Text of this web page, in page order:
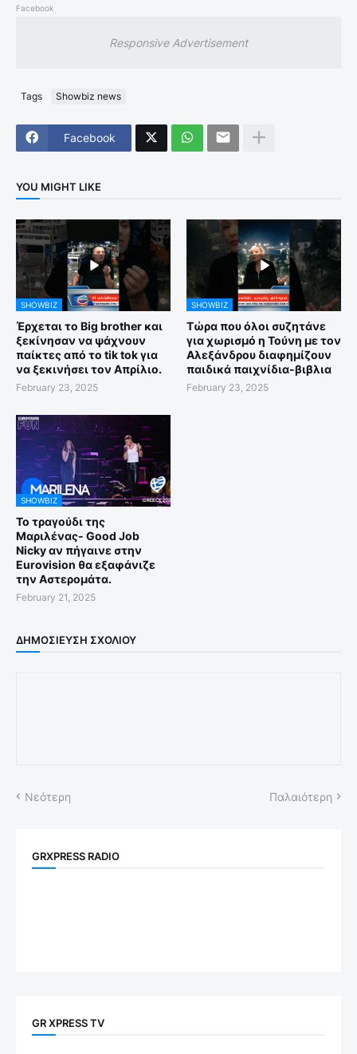
Facebook
Responsive Advertisement
Tags Showbiz news
Facebook
YOU MIGHT LIKE
SHOWBIZ
Έρχεται το Big brother και
ξεκίνησαν να ψάχνουν
παίκτες από το tik tok για
να ξεκινήσει τον Απρίλιο.
February 23, 2025
SHOWBIZ
Τώρα που όλοι συζητάνε
για χωρισμό η Τούνη με τον
Αλεξάνδρου διαφημίζουν
παιδικά παιχνίδια-βιβλια
February 23, 2025
SHOWBIZ
Το τραγούδι της
Μαριλένας- Good Job
Nicky αν πήγαινε στην
Eurovision θα εξαφάνιζε
την Αστερομάτα.
February 21, 2025
ΔΗΜΟΣΊΕΥΣΗ ΣΧΟΛΊΟΥ
Νεότερη Παλαιότερη
GRXPRESS RADIO
GR XPRESS TV